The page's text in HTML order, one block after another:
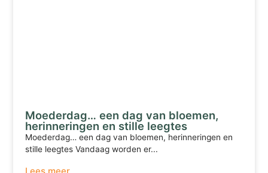
Moederdag… een dag van bloemen,
herinneringen en stille leegtes
Moederdag… een dag van bloemen, herinneringen en
stille leegtes Vandaag worden er...